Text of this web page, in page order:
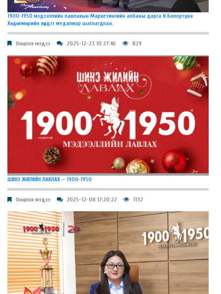
1900-1950 мэдээллийн лавлахын Маркетингийн албаны дарга Ө.Болортуяа
Хөдөлмөрийн хүндэт медалиар шагнагдлаа.
Онцлох мэдээ 2025-12-23 10:27:46 829
ШИНЭ ЖИЛИЙН ЛАВЛАХ — 1900-1950
Онцлох мэдээ 2025-12-08 17:20:22 1132